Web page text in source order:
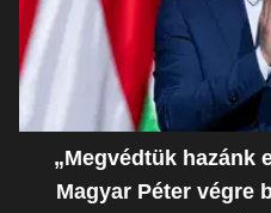
„Megvédtük hazánk
Magyar Péter végre